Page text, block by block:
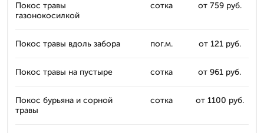
Покос травы
газонокосилкой
сотка от 759 руб.
Покос травы вдоль забора пог.м. от 121 руб.
Покос травы на пустыре сотка от 961 руб.
Покос бурьяна и сорной
травы
сотка от 1100 руб.